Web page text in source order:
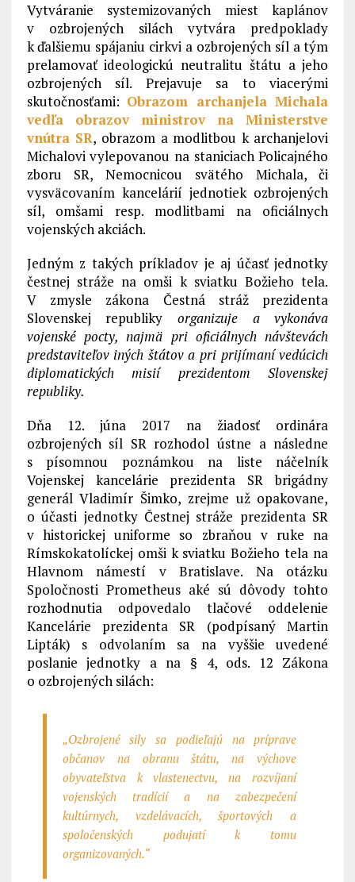
Vytváranie systemizovaných miest kaplánov
v ozbrojených silách vytvára predpoklady
k ďalšiemu spájaniu cirkvi a ozbrojených síl a tým
prelamovať ideologickú neutralitu štátu a jeho
ozbrojených síl. Prejavuje sa to viacerými
skutočnosťami: Obrazom archanjela Michala
vedľa obrazov ministrov na Ministerstve
vnútra SR, obrazom a modlitbou k archanjelovi
Michalovi vylepovanou na staniciach Policajného
zboru SR, Nemocnicou svätého Michala, či
vysväcovaním kancelárií jednotiek ozbrojených
síl, omšami resp. modlitbami na oficiálnych
vojenských akciách.
Jedným z takých príkladov je aj účasť jednotky
čestnej stráže na omši k sviatku Božieho tela.
V zmysle zákona Čestná stráž prezidenta
Slovenskej republiky organizuje a vykonáva
vojenské pocty, najmä pri oficiálnych návštevách
predstaviteľov iných štátov a pri prijímaní vedúcich
diplomatických misií prezidentom Slovenskej
republiky.
Dňa 12. júna 2017 na žiadosť ordinára
ozbrojených síl SR rozhodol ústne a následne
s písomnou poznámkou na liste náčelník
Vojenskej kancelárie prezidenta SR brigádny
generál Vladimír Šimko, zrejme už opakovane,
o účasti jednotky Čestnej stráže prezidenta SR
v historickej uniforme so zbraňou v ruke na
Rímskokatolíckej omši k sviatku Božieho tela na
Hlavnom námestí v Bratislave. Na otázku
Spoločnosti Prometheus aké sú dôvody tohto
rozhodnutia odpovedalo tlačové oddelenie
Kancelárie prezidenta SR (podpísaný Martin
Lipták) s odvolaním sa na vyššie uvedené
poslanie jednotky a na § 4, ods. 12 Zákona
o ozbrojených silách:
„Ozbrojené sily sa podieľajú na príprave
občanov na obranu štátu, na výchove
obyvateľstva k vlastenectvu, na rozvíjaní
vojenských tradícií a na zabezpečení
kultúrnych, vzdelávacích, športových a
spoločenských podujatí k tomu
organizovaných.“